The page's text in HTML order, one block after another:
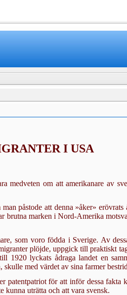
I USA
medveten om att amerikanare av
påstode att denna »åker»
brutna marken i Nord-Amerika
som voro födda i Sverige. Av
plöjde, uppgick till praktiskt
1920 lyckats ådraga lan­det en
med värdet av sina farmer
patentpat­riot för att inför dessa
kunna uträtta och att vara svensk.